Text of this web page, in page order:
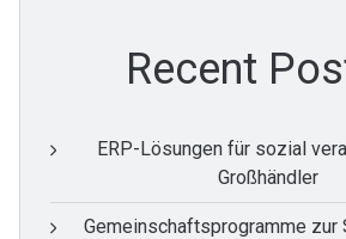
Recent
ERP-Lösungen für sozial
Großhändler
Gemeinschaftsprogramme zur